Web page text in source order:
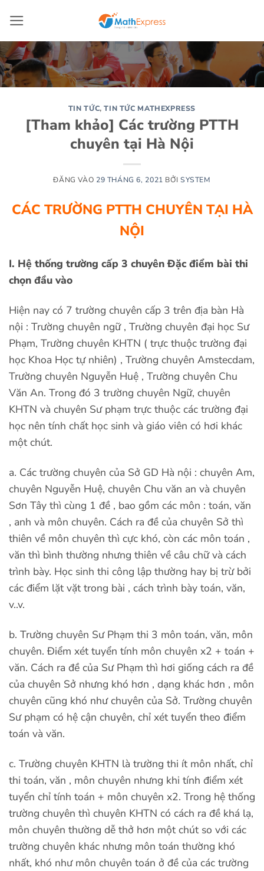
qua
nội
dung
TIN TỨC,TIN TỨC MATHEXPRESS
[Tham khảo] Các trường PTTH
chuyên tại Hà Nội
ĐĂNG VÀO 29 THÁNG 6, 2021 BỞI SYSTEM
CÁC TRƯỜNG PTTH CHUYÊN TẠI HÀ
NỘI
I. Hệ thống trường cấp 3 chuyên Đặc điểm bài thi
chọn đầu vào
Hiện nay có 7 trường chuyên cấp 3 trên địa bàn Hà
nội : Trường chuyên ngữ , Trường chuyên đại học Sư
Phạm, Trường chuyên KHTN ( trực thuộc trường đại
học Khoa Học tự nhiên) , Trường chuyên Amstecdam,
Trường chuyên Nguyễn Huệ , Trường chuyên Chu
Văn An. Trong đó 3 trường chuyên Ngữ, chuyên
KHTN và chuyên Sư phạm trực thuộc các trường đại
học nên tính chất học sinh và giáo viên có hơi khác
một chút.
a. Các trường chuyên của Sở GD Hà nội : chuyên Am,
chuyên Nguyễn Huệ, chuyên Chu văn an và chuyên
Sơn Tây thì cùng 1 đề , bao gồm các môn : toán, văn
, anh và môn chuyên. Cách ra đề của chuyên Sở thì
thiên về môn chuyên thì cực khó, còn các môn toán ,
văn thì bình thường nhưng thiên về câu chữ và cách
trình bày. Học sinh thi công lập thường hay bị trừ bởi
các điểm lặt vặt trong bài , cách trình bày toán, văn,
v..v.
b. Trường chuyên Sư Phạm thi 3 môn toán, văn, môn
chuyên. Điểm xét tuyển tính môn chuyên x2 + toán +
văn. Cách ra đề của Sư Phạm thì hơi giống cách ra đề
của chuyên Sở nhưng khó hơn , dạng khác hơn , môn
chuyên cũng khó như chuyên của Sở. Trường chuyên
Sư phạm có hệ cận chuyên, chỉ xét tuyển theo điểm
toán và văn.
c. Trường chuyên KHTN là trường thi ít môn nhất, chỉ
thi toán, văn , môn chuyên nhưng khi tính điểm xét
tuyển chỉ tính toán + môn chuyên x2. Trong hệ thống
trường chuyên thì chuyên KHTN có cách ra đề khá lạ,
môn chuyên thường dễ thở hơn một chút so với các
trường chuyên khác nhưng môn toán thường khó
nhất, khó như môn chuyên toán ở đề của các trường